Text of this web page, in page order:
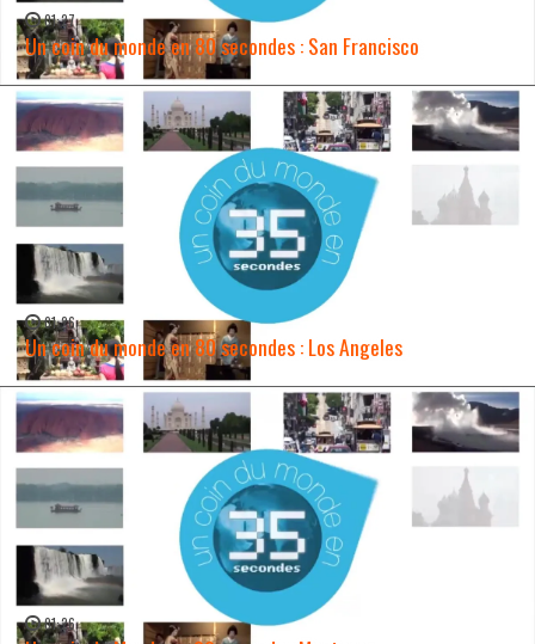
01:27
Un coin du monde en 80 secondes : San Francisco
WATCH NOW →
01:26
Un coin du monde en 80 secondes : Los Angeles
WATCH NOW →
01:26